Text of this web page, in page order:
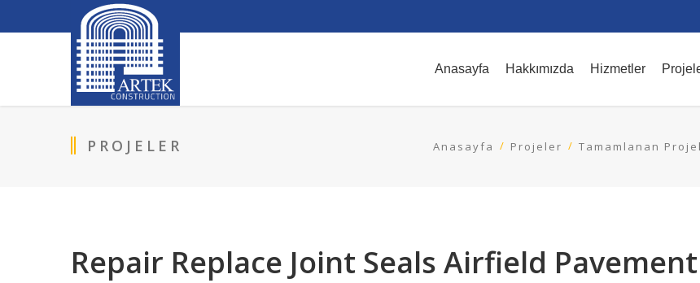
Anasayfa Hakkımızda Hizmetler
PROJELER Anasayfa Projeler Tamamlanan
Repair Replace Joint Seals Airfield Pavement